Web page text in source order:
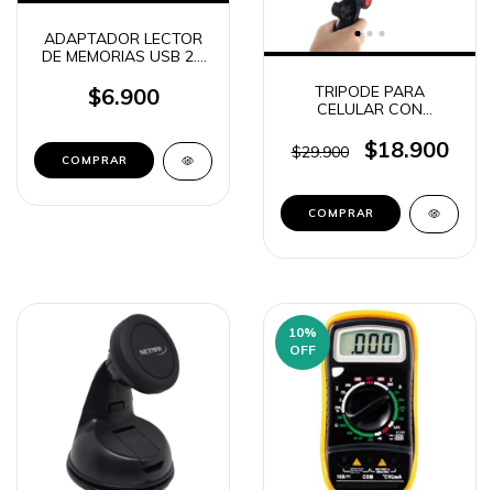
ADAPTADOR LECTOR
DE MEMORIAS USB 2.0
FORMATOS NETMAK
NM-520 / NOGA
$6.900
TRIPODE PARA
CELULAR CON
MICROFONO NETMAK
NM-STREAM / AY-49
$29.900 $18.900
10%
OFF